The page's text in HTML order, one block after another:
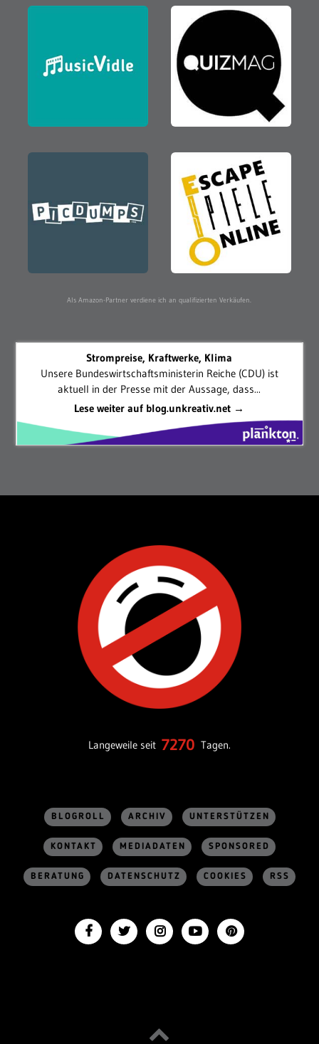
Als Amazon-Partner verdiene ich an qualifizierten Verkäufen.
Strompreise, Kraftwerke, Klima
Unsere Bundeswirtschaftsministerin Reiche (CDU) ist
aktuell in der Presse mit der Aussage, dass...
Lese weiter auf blog.unkreativ.net →
Langeweile seit 7270 Tagen.
BLOGROLL ARCHIV UNTERSTÜTZEN
KONTAKT MEDIADATEN SPONSORED
BERATUNG DATENSCHUTZ COOKIES RSS